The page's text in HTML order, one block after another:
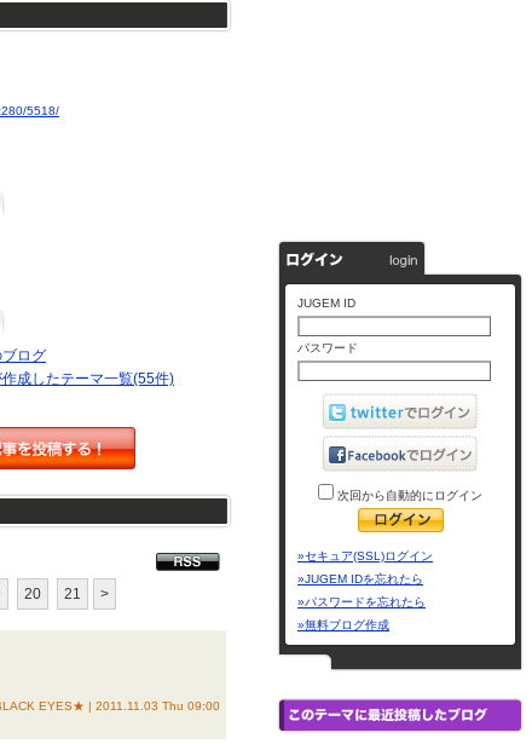
5518/
ブログ
作成したテーマ一覧(55件)
20 21 >
EYES★ | 2011.11.03 Thu 09:00
JUGEM ID
パスワード
次回から自動的にログイン
»セキュア(SSL)ログイン
»JUGEM IDを忘れたら
»パスワードを忘れたら
»無料ブログ作成